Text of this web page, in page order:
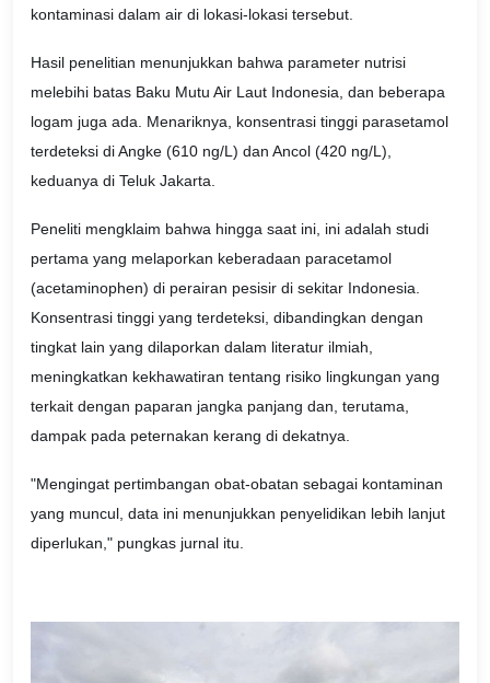
kontaminasi dalam air di lokasi-lokasi tersebut.
Hasil penelitian menunjukkan bahwa parameter nutrisi
melebihi batas Baku Mutu Air Laut Indonesia, dan beberapa
logam juga ada. Menariknya, konsentrasi tinggi parasetamol
terdeteksi di Angke (610 ng/L) dan Ancol (420 ng/L),
keduanya di Teluk Jakarta.
Peneliti mengklaim bahwa hingga saat ini, ini adalah studi
pertama yang melaporkan keberadaan paracetamol
(acetaminophen) di perairan pesisir di sekitar Indonesia.
Konsentrasi tinggi yang terdeteksi, dibandingkan dengan
tingkat lain yang dilaporkan dalam literatur ilmiah,
meningkatkan kekhawatiran tentang risiko lingkungan yang
terkait dengan paparan jangka panjang dan, terutama,
dampak pada peternakan kerang di dekatnya.
"Mengingat pertimbangan obat-obatan sebagai kontaminan
yang muncul, data ini menunjukkan penyelidikan lebih lanjut
diperlukan," pungkas jurnal itu.